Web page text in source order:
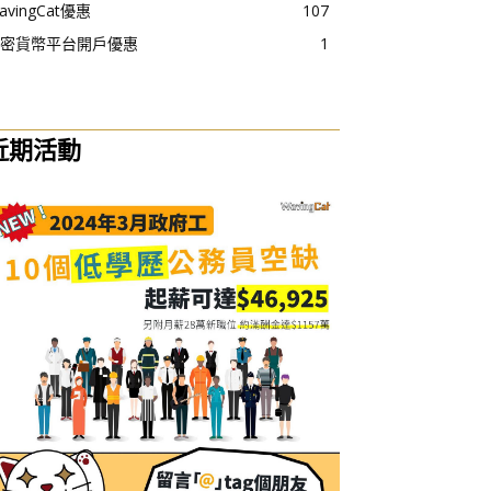
優惠
107
貨幣平台開戶優惠
1
期活動